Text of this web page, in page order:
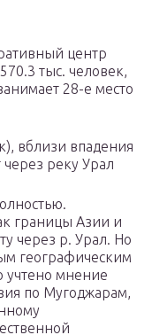
центр
тыс. человек,
28-е место
вблизи впадения
реку Урал
границы Азии и
через р. Урал. Но
географическим
учтено мнение
по Мугоджарам,